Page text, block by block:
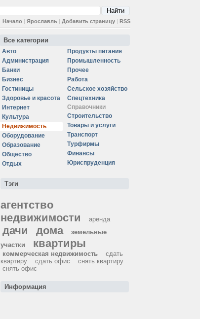
Начало | Ярославль | Добавить страницу | RSS
Все категории
Авто
Администрация
Банки
Бизнес
Гостиницы
Здоровье и красота
Интернет
Культура
Недвижимость
Оборудование
Образование
Общество
Отдых
Продукты питания
Промышленность
Прочее
Работа
Сельское хозяйство
Спецтехника
Справочники
Строительство
Товары и услуги
Транспорт
Турфирмы
Финансы
Юриспруденция
Тэги
агентство
недвижимости
аренда
дачи дома
земельные
участки
квартиры
коммерческая недвижимость
сдать
квартиру
сдать офис
снять квартиру
снять офис
Информация